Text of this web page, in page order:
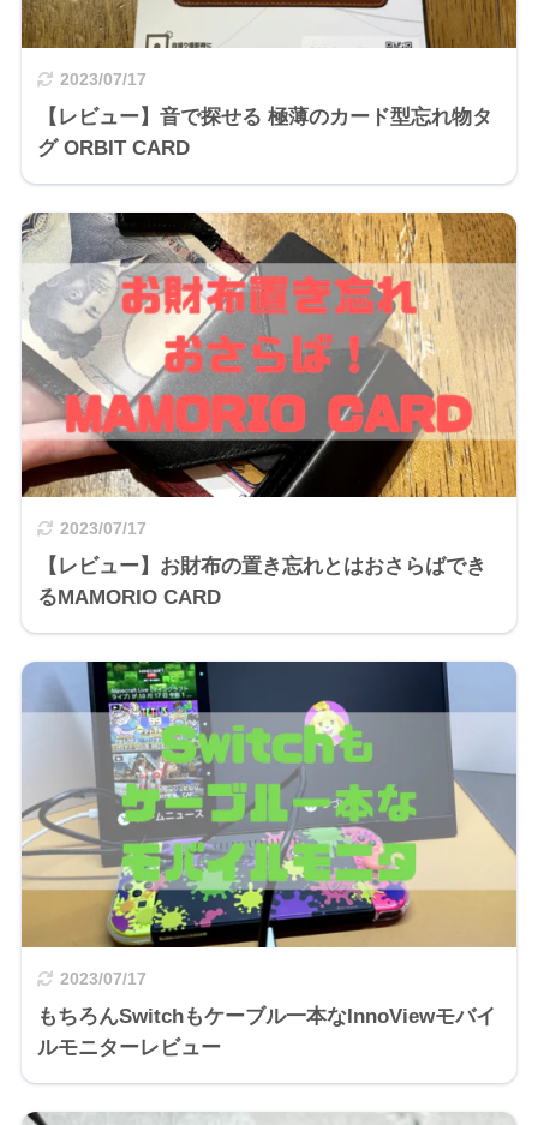
2023/07/17
【レビュー】音で探せる 極薄のカード型忘れ物タ
グ ORBIT CARD
2023/07/17
【レビュー】お財布の置き忘れとはおさらばでき
るMAMORIO CARD
2023/07/17
もちろんSwitchもケーブル一本なInnoViewモバイ
ルモニターレビュー